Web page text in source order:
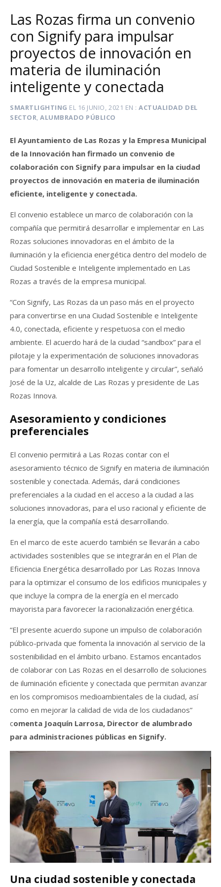
Las Rozas firma un convenio
con Signify para impulsar
proyectos de innovación en
materia de iluminación
inteligente y conectada
SMARTLIGHTING EL 16 JUNIO, 2021 EN
ACTUALIDAD DEL
SECTOR,ALUMBRADO PÚBLICO
El Ayuntamiento de Las Rozas y la Empresa Municipal
de la Innovación han firmado un convenio de
colaboración con Signify para impulsar en la ciudad
proyectos de innovación en materia de iluminación
eficiente, inteligente y conectada.
El convenio establece un marco de colaboración con la
compañía que permitirá desarrollar e implementar en Las
Rozas soluciones innovadoras en el ámbito de la
iluminación y la eficiencia energética dentro del modelo de
Ciudad Sostenible e Inteligente implementado en Las
Rozas a través de la empresa municipal.
“Con Signify, Las Rozas da un paso más en el proyecto
para convertirse en una Ciudad Sostenible e Inteligente
4.0, conectada, eficiente y respetuosa con el medio
ambiente. El acuerdo hará de la ciudad “sandbox” para el
pilotaje y la experimentación de soluciones innovadoras
para fomentar un desarrollo inteligente y circular”, señaló
José de la Uz, alcalde de Las Rozas y presidente de Las
Rozas Innova.
Asesoramiento y condiciones
preferenciales
El convenio permitirá a Las Rozas contar con el
asesoramiento técnico de Signify en materia de iluminación
sostenible y conectada. Además, dará condiciones
preferenciales a la ciudad en el acceso a la ciudad a las
soluciones innovadoras, para el uso racional y eficiente de
la energía, que la compañía está desarrollando.
En el marco de este acuerdo también se llevarán a cabo
actividades sostenibles que se integrarán en el Plan de
Eficiencia Energética desarrollado por Las Rozas Innova
para la optimizar el consumo de los edificios municipales y
que incluye la compra de la energía en el mercado
mayorista para favorecer la racionalización energética.
“El presente acuerdo supone un impulso de colaboración
público-privada que fomenta la innovación al servicio de la
sostenibilidad en el ámbito urbano. Estamos encantados
de colaborar con Las Rozas en el desarrollo de soluciones
de iluminación eficiente y conectada que permitan avanzar
en los compromisos medioambientales de la ciudad, así
como en mejorar la calidad de vida de los ciudadanos”
comenta Joaquín Larrosa, Director de alumbrado
para administraciones públicas en Signify.
Una ciudad sostenible y conectada